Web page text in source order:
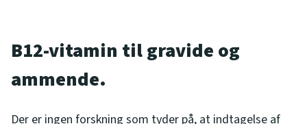
B12-vitamin til gravide og
ammende.
Der er ingen forskning som tyder på, at indtagelse af